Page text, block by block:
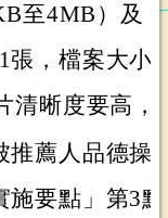
至4MB）及
1張，檔案大
清晰度要高，
推薦人品德操
施要點」第3